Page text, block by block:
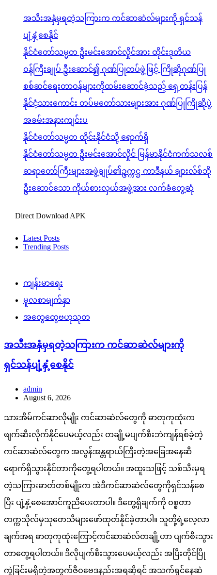
အသီးအနှံမှရတဲ့သကြားက ကင်ဆာဆဲလ်များကို ရှင်သန်
ပျံ့နှံ့စေနိုင်
နိုင်ငံတော်သမ္မတ ဦးမင်းအောင်လှိုင်အား ထိုင်းဒုတိယ
ဝန်ကြီးချုပ် ဦးဆောင်၍ ဂုဏ်ပြုတပ်ဖွဲ့ဖြင့် ကြိုဆိုဂုဏ်ပြု
စစ်ဆင်ရေးတာဝန်များကိုထမ်းဆောင်ခဲ့သည့် ရှေ့တန်းပြန်
နိုင်ငံ့သားကောင်း တပ်မတော်သားများအား ဂုဏ်ပြုကြိုဆိုပွဲ
အခမ်းအနားကျင်းပ
နိုင်ငံတော်သမ္မတ ထိုင်းနိုင်ငံသို့ ရောက်ရှိ
နိုင်ငံတော်သမ္မတ ဦးမင်းအောင်လှိုင် မြန်မာနိုင်ငံကက်သလစ်
ဆရာတော်ကြီးများအဖွဲ့ချုပ်၏ဥက္ကဋ္ဌ ကာဒီနယ် ချားလ်စ်ဘို
ဦးဆောင်သော ကိုယ်စားလှယ်အဖွဲ့အား လက်ခံတွေ့ဆုံ
Direct Download APK
Latest Posts
Trending Posts
ကျန်းမာရေး
မူလစာမျက်နှာ
အထွေထွေဗဟုသုတ
အသီးအနှံမှရတဲ့သကြားက ကင်ဆာဆဲလ်များကို
ရှင်သန်ပျံ့နှံ့စေနိုင်
admin
August 6, 2026
သားအိမ်ကင်ဆာလိုမျိုး ကင်ဆာဆဲလ်တွေကို ဓာတုကုထုံးက
ဖျက်ဆီးလိုက်နိုင်ပေမယ့်လည်း တချို့မပျက်စီးဘဲကျန်ရစ်ခဲ့တဲ့
ကင်ဆာဆဲလ်တွေက အလွန်အန္တရာယ်ကြီးတဲ့အခြေအနေဆီ
ရောက်ရှိသွားနိုင်တာကိုတွေ့ရပါတယ်။ အထူးသဖြင့် သစ်သီးမှရ
တဲ့သကြားဓာတ်တစ်မျိုးက အဲဒီကင်ဆာဆဲလ်တွေကိုရှင်သန်စေ
ပြီး ပျံ့နှံ့စေအောင်ကူညီပေးတာပါ။ ဒီတွေ့ရှိချက်ကို ဝစ္စတာ
တက္ကသိုလ်မှသုတေသီများဖော်ထုတ်နိုင်ခဲ့တာပါ။ သူတို့ရဲ့လေ့လာ
ချက်အရ ဓာတုကုထုံးကြောင့်ကင်ဆာဆဲလ်တချို့ဟာ ပျက်စီးသွား
တာတွေ့ရပါတယ်။ ဒီလိုပျက်စီးသွားပေမယ့်လည်း အပြီးတိုင်ပြို
ကွဲခြင်းမရှိတဲ့အတွက်ဇီဝဗေဒနည်းအရဆိုရင် အသက်ရှင်နေဆဲ